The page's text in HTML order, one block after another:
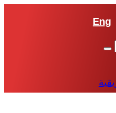
Eng